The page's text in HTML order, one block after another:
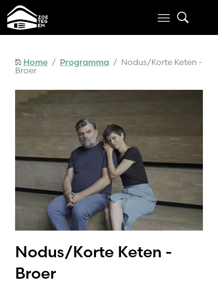
Home / Programma / Nodus/Korte Keten -
Broer
Nodus/Korte Keten -
Broer